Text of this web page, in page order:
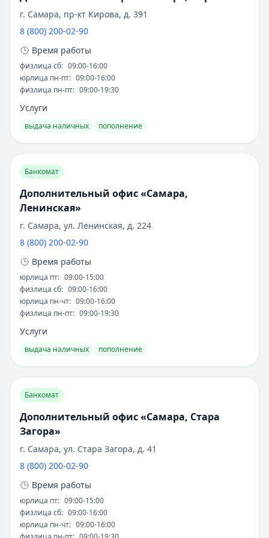
Рейтинг:4.6
— СмартВклад
Рейтинг:4.6
Газпромбанк — Ключевой момент
Рейтинг:4.6
Т-Банк— СмартВклад (CNY)
Рейтинг:4.6
Газпромбанк
Рейтинг:4.6
Газпромбанк
Рейтинг:4.6
Все вклады
Дебетовые карты — лучшие предложения
Т-Банк— S7 — T‑Bank
Обслуживание:Бесплатно
Рейтинг:4.6
Альфа-Банк— Апельсиновая карта
Обслуживание:
Рейтинг:4.9
Банк ПСБ— Твой кешбэк
Обслуживание: Бесплатно
Рейтинг:4.7
Банк ПСБ— Orange Premium Club
Обслуживание:
Рейтинг: 4.7
Банк ПСБ— Пенсионная
Обслуживание:
Рейтинг:4.7
Альфа-Банк— Альфа-Мобайл
Кэшбэк:до 60%
Рейтинг:4.9
Т-Банк— S7 — T‑Bank Premium
Обслуживание:Бесплатно
Рейтинг:4.6
Т-Банк— Джуниор
Обслуживание: Бесплатно
клиентами - углубляться.
Банк участвует в государственных программах
обеспечение продовольственной безопасности
страны неоценим. История Россельхозбанка
показывает: специализированный финансовый
сохраняя верность основной миссии.
г. Самара, пр-кт Кирова, д. 391
8 (800) 200-02-90
Время работы
физлица сб: 09:00-16:00
юрлица пн-пт: 09:00-16:00
физлица пн-пт: 09:00-19:30
Услуги
выдача наличных пополнение
Банкомат
Дополнительный офис «Самара,
Ленинская»
г. Самара, ул. Ленинская, д. 224
8 (800) 200-02-90
Время работы
юрлица пт: 09:00-15:00
физлица сб: 09:00-16:00
юрлица пн-чт: 09:00-16:00
физлица пн-пт: 09:00-19:30
Услуги
выдача наличных пополнение
Банкомат
Дополнительный офис «Самара, Стара
Загора»
г. Самара, ул. Стара Загора, д. 41
8 (800) 200-02-90
Время работы
юрлица пт: 09:00-15:00
физлица сб: 09:00-16:00
юрлица пн-чт: 09:00-16:00